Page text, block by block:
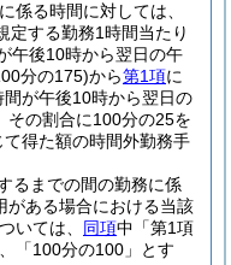
係る時間に対しては、
定する勤務1時間当たり
午後10時から翌日の午
分の175)から第1項に
間が午後10時から翌日の
その割合に100分の25を
得た額の時間外勤務手
るまでの間の勤務に係
がある場合における当該
いては、 同項中「第1項
「100分の100」とす